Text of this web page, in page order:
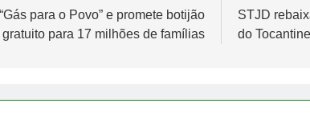
para o Povo” e promete botijão
gratuito para 17 milhões de famílias
STJD
do